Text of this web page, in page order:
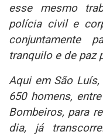
esse mesmo
polícia civil e
conjuntamente
tranquilo e de paz
Aqui em São
650 homens,
Bombeiros, para
dia, já